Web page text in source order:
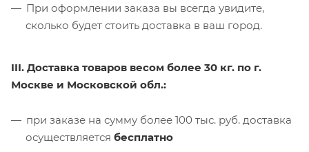
При оформлении заказа вы всегда увидите,
сколько будет стоить доставка в ваш город.
III. Доставка товаров весом более 30 кг. по г.
Москве и Московской обл.:
при заказе на сумму более 100 тыс. руб. доставка
осуществляется бесплатно